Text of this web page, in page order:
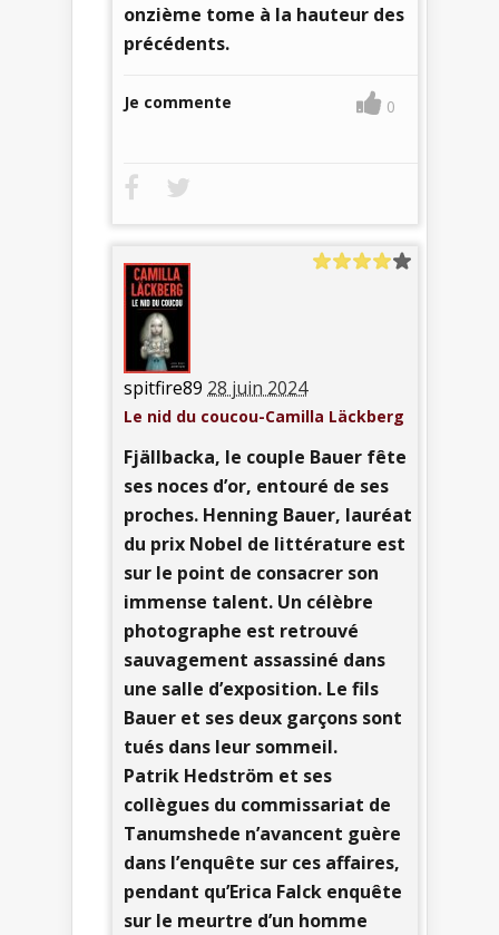
onzième tome à la hauteur des
précédents.
Je commente 0
spitfire89 28 juin 2024
Le nid du coucou-Camilla Läckberg
Fjällbacka, le couple Bauer fête
ses noces d’or, entouré de ses
proches. Henning Bauer, lauréat
du prix Nobel de littérature est
sur le point de consacrer son
immense talent. Un célèbre
photographe est retrouvé
sauvagement assassiné dans
une salle d’exposition. Le fils
Bauer et ses deux garçons sont
tués dans leur sommeil.
Patrik Hedström et ses
collègues du commissariat de
Tanumshede n’avancent guère
dans l’enquête sur ces affaires,
pendant qu’Erica Falck enquête
sur le meurtre d’un homme